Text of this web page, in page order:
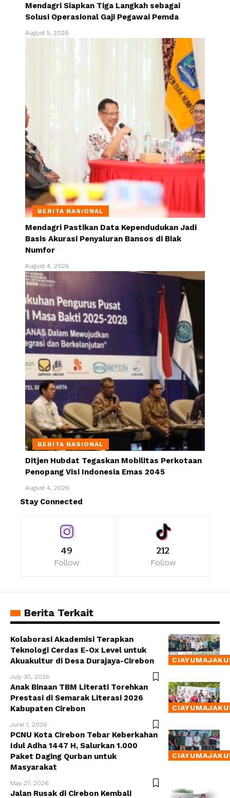
Mendagri Siapkan Tiga Langkah sebagai
Solusi Operasional Gaji Pegawai Pemda
August 5, 2026
BERITA NASIONAL
Mendagri Pastikan Data Kependudukan Jadi
Basis Akurasi Penyaluran Bansos di Biak
Numfor
August 4, 2026
BERITA NASIONAL
Ditjen Hubdat Tegaskan Mobilitas Perkotaan
Penopang Visi Indonesia Emas 2045
August 4, 2026
Stay Connected
49
Follow
212
Follow
Berita Terkait
Kolaborasi Akademisi Terapkan
Teknologi Cerdas E-Ox Level untuk
Akuakultur di Desa Durajaya-Cirebon
July 30, 2026
Anak Binaan TBM Literati Torehkan
Prestasi di Semarak Literasi 2026
Kabupaten Cirebon
June 1, 2026
PCNU Kota Cirebon Tebar Keberkahan
Idul Adha 1447 H, Salurkan 1.000
Paket Daging Qurban untuk
Masyarakat
May 27, 2026
Jalan Rusak di Cirebon Kembali